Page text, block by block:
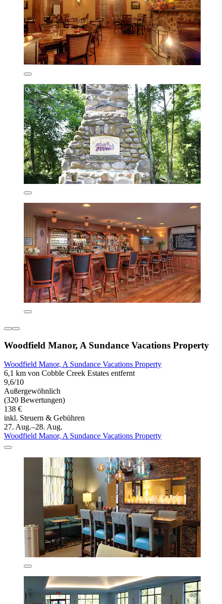
Woodfield Manor, A Sundance Vacations Property
Woodfield Manor, A Sundance Vacations Property
6,1 km von Cobble Creek Estates entfernt
9,6/10
Außergewöhnlich
(320 Bewertungen)
138 €
inkl. Steuern & Gebühren
27. Aug.–28. Aug.
Woodfield Manor, A Sundance Vacations Property